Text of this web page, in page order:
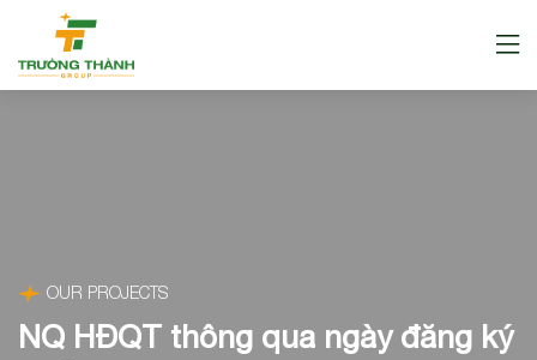
OUR PROJECTS
NQ HĐQT thông qua ngày đăng ký